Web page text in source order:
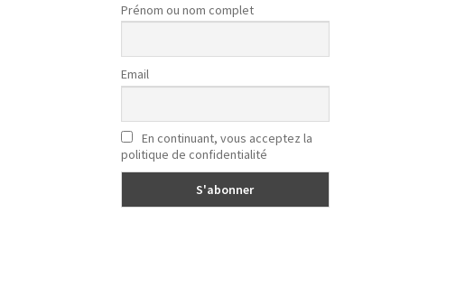
Prénom ou nom complet
Email
En continuant, vous acceptez la
politique de confidentialité